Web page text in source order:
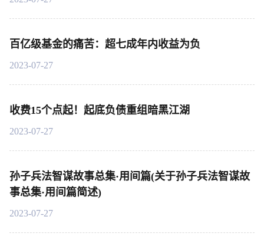
百亿级基金的痛苦：超七成年内收益为负
2023-07-27
收费15个点起！起底负债重组暗黑江湖
2023-07-27
孙子兵法智谋故事总集·用间篇(关于孙子兵法智谋故
事总集·用间篇简述)
2023-07-27